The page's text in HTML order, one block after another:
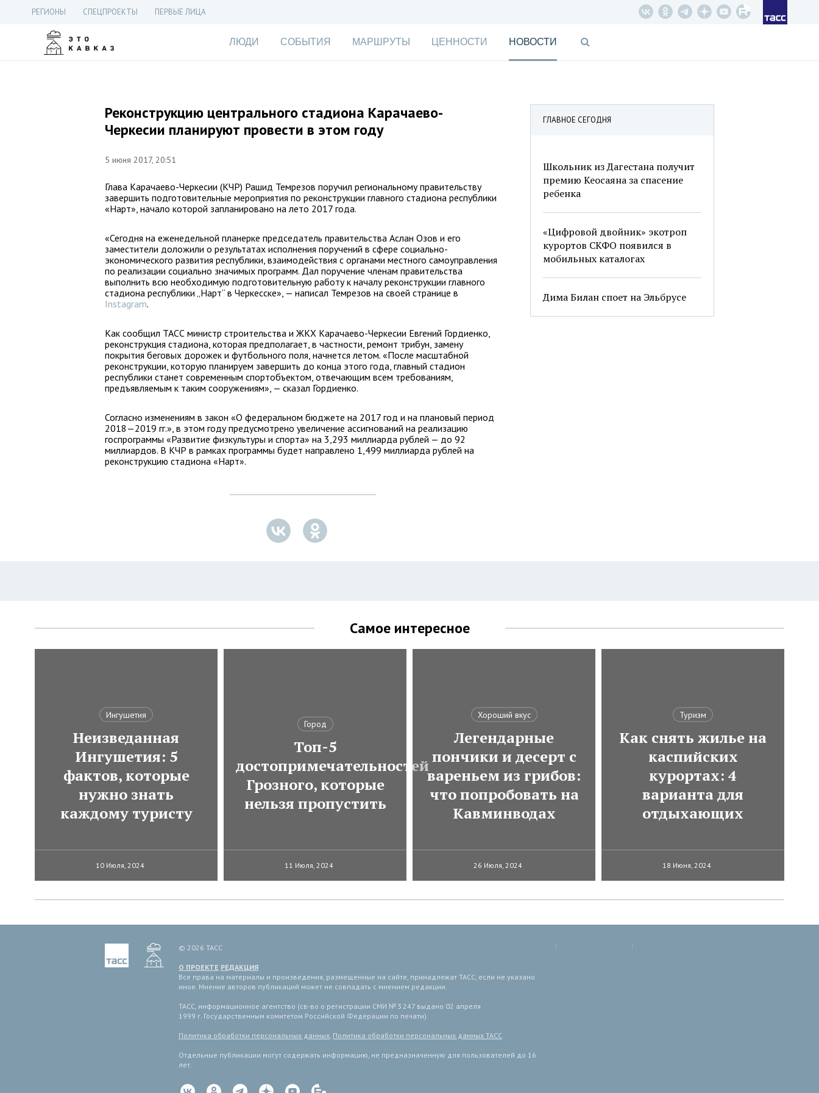
РЕГИОНЫ СПЕЦПРОЕКТЫ ПЕРВЫЕ ЛИЦА
ЛЮДИ СОБЫТИЯ МАРШРУТЫ ЦЕННОСТИ НОВОСТИ
ГЛАВНОЕ СЕГОДНЯ
Школьник из Дагестана получит
премию Кеосаяна за спасение
ребенка
«Цифровой двойник» экотроп
курортов СКФО появился в
мобильных каталогах
Дима Билан споет на Эльбрусе
Реконструкцию центрального стадиона Карачаево-
Черкесии планируют провести в этом году
5 июня 2017, 20:51
Глава Карачаево-Черкесии (КЧР) Рашид Темрезов поручил региональному правительству
завершить подготовительные мероприятия по реконструкции главного стадиона республики
«Нарт», начало которой запланировано на лето 2017 года.
«Сегодня на еженедельной планерке председатель правительства Аслан Озов и его
заместители доложили о результатах исполнения поручений в сфере социально-
экономического развития республики, взаимодействия с органами местного самоуправления
по реализации социально значимых программ. Дал поручение членам правительства
выполнить всю необходимую подготовительную работу к началу реконструкции главного
стадиона республики „Нарт“ в Черкесске», — написал Темрезов на своей странице в
Instagram.
Как сообщил ТАСС министр строительства и ЖКХ Карачаево-Черкесии Евгений Гордиенко,
реконструкция стадиона, которая предполагает, в частности, ремонт трибун, замену
покрытия беговых дорожек и футбольного поля, начнется летом. «После масштабной
реконструкции, которую планируем завершить до конца этого года, главный стадион
республики станет современным спортобъектом, отвечающим всем требованиям,
предъявляемым к таким сооружениям», — сказал Гордиенко.
Согласно изменениям в закон «О федеральном бюджете на 2017 год и на плановый период
2018—2019 гг.», в этом году предусмотрено увеличение ассигнований на реализацию
госпрограммы «Развитие физкультуры и спорта» на 3,293 миллиарда рублей — до 92
миллиардов. В КЧР в рамках программы будет направлено 1,499 миллиарда рублей на
реконструкцию стадиона «Нарт».
Самое интересное
Ингушетия
Неизведанная
Ингушетия: 5
фактов, которые
нужно знать
каждому туристу
10 Июля, 2024
Город
Топ-5
достопримечательностей
Грозного, которые
нельзя пропустить
11 Июля, 2024
Хороший вкус
Легендарные
пончики и десерт с
вареньем из грибов:
что попробовать на
Кавминводах
26 Июля, 2024
Туризм
Как снять жилье на
каспийских
курортах: 4
варианта для
отдыхающих
18 Июня, 2024
© 2026 ТАСС
О ПРОЕКТЕ РЕДАКЦИЯ
Все права на материалы и произведения, размещенные на сайте, принадлежат ТАСС, если не указано
иное. Мнение авторов публикаций может не совпадать с мнением редакции.
ТАСС, информационное агентство (св-во о регистрации СМИ № 3 247 выдано 02 апреля
1999 г. Государственным комитетом Российской Федерации по печати).
Политика обработки персональных данных, Политика обработки персональных данных ТАСС
Отдельные публикации могут содержать информацию, не предназначенную для пользователей до 16
лет.